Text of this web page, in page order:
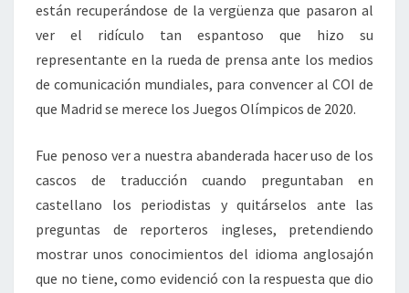
están recuperándose de la vergüenza que pasaron al
ver el ridículo tan espantoso que hizo su
representante en la rueda de prensa ante los medios
de comunicación mundiales, para convencer al COI de
que Madrid se merece los Juegos Olímpicos de 2020.
Fue penoso ver a nuestra abanderada hacer uso de los
cascos de traducción cuando preguntaban en
castellano los periodistas y quitárselos ante las
preguntas de reporteros ingleses, pretendiendo
mostrar unos conocimientos del idioma anglosajón
que no tiene, como evidenció con la respuesta que dio